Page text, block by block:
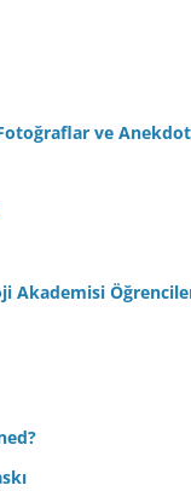
ve
Akademisi